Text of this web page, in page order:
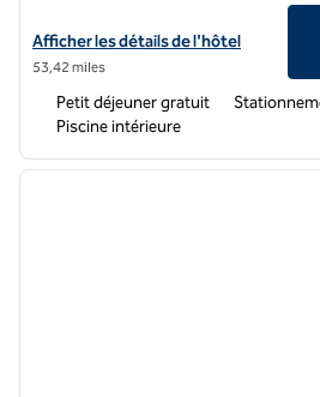
Afficher les détails de l'hôtel Home2
Afficher les détails de l'hôtel
53,42 miles
Petit déjeuner gratuit
Piscine intérieure
1 sur 12